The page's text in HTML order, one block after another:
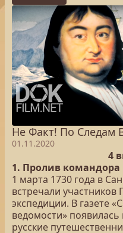
Не Факт! По Следам
01.11.2020
4
1. Пролив командора
1 марта 1730 года в
встречали
экспедиции. В газете
ведомости»
русские